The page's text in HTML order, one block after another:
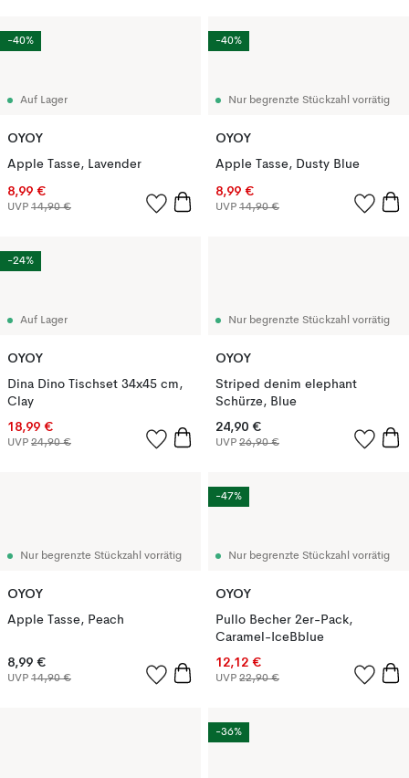
Auf Lager
OYOY
Apple Tasse, Lavender
8,99 €
UVP 14,90 €
-40%
Nur begrenzte Stückzahl vorrätig
OYOY
Apple Tasse, Dusty Blue
8,99 €
UVP 14,90 €
-40%
Auf Lager
OYOY
Dina Dino Tischset 34x45 cm,
Clay
18,99 €
UVP 24,90 €
-24%
Nur begrenzte Stückzahl vorrätig
OYOY
Striped denim elephant
Schürze, Blue
24,90 €
UVP 26,90 €
Nur begrenzte Stückzahl vorrätig
OYOY
Apple Tasse, Peach
8,99 €
UVP 14,90 €
Nur begrenzte Stückzahl vorrätig
OYOY
Pullo Becher 2er-Pack,
Caramel-IceBblue
12,12 €
UVP 22,90 €
-47%
-36%